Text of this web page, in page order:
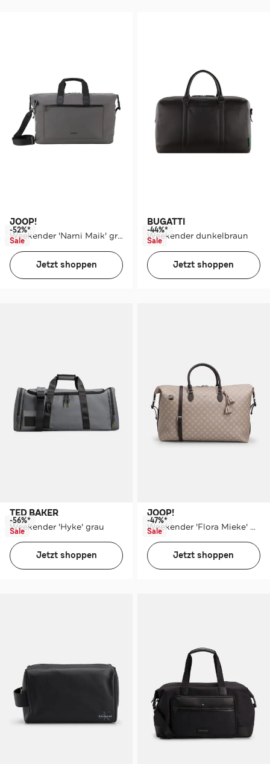
JOOP!
Weekender 'Narni Maik' grau
-52%*
Sale
Jetzt shoppen
BUGATTI
Weekender dunkelbraun
-44%*
Sale
Jetzt shoppen
TED BAKER
Weekender 'Hyke' grau
-56%*
Sale
Jetzt shoppen
JOOP!
Weekender 'Flora Mieke' gemustert
-47%*
Sale
Jetzt shoppen